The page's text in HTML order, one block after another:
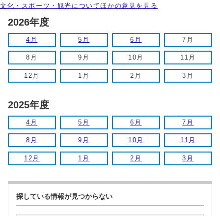
文化・スポーツ・観光についてほかの意見を見る
2026年度
4月 5月 6月 7月
8月 9月 10月 11月
12月 1月 2月 3月
2025年度
4月 5月 6月 7月
8月 9月 10月 11月
12月 1月 2月 3月
探している情報が見つからない